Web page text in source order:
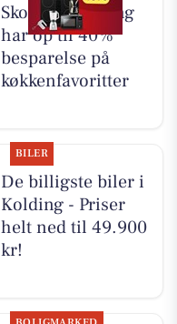
Skousen Kolding
har op til 40%
besparelse på
køkkenfavoritter
BILER
De billigste biler i
Kolding - Priser
helt ned til 49.900
kr!